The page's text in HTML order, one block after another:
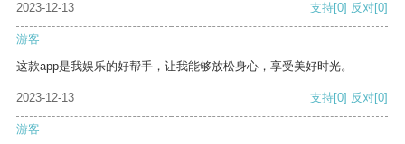
2023-12-13
支持[0] 反对[0]
游客
这款app是我娱乐的好帮手，让我能够放松身心，享受美好时光。
2023-12-13 支持[0] 反对[0]
游客